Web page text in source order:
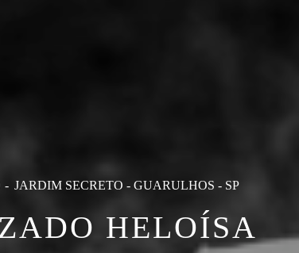
JARDIM SECRETO - GUARULHOS - SP
HELOÍSA